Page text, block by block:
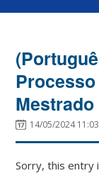
14/05/2024 11:03
Sorry, this entry